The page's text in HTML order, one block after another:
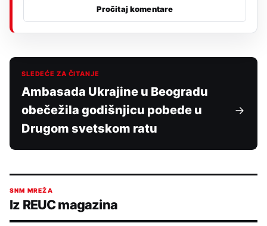
Pročitaj komentare
SLEDEĆE ZA ČITANJE
Ambasada Ukrajine u Beogradu
obečežila godišnjicu pobede u
Drugom svetskom ratu
SNM MREŽA
Iz REUC magazina